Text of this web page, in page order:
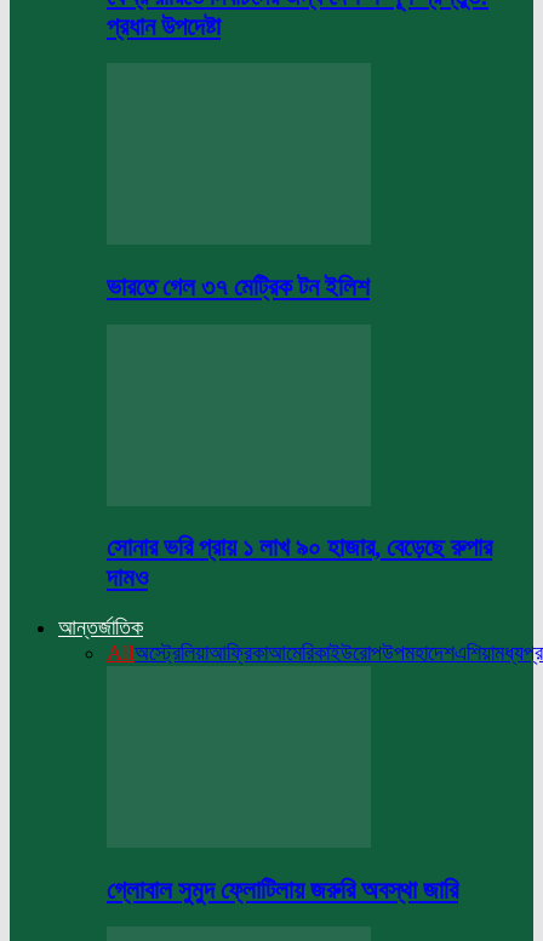
প্রধান উপদেষ্টা
ভারতে গেল ৩৭ মেট্রিক টন ইলিশ
সোনার ভরি প্রায় ১ লাখ ৯০ হাজার, বেড়েছে রুপার
দামও
আন্তর্জাতিক
Allঅস্ট্রেলিয়াআফ্রিকাআমেরিকাইউরোপউপমহাদেশএশিয়া
গ্লোবাল সুমুদ ফ্লোটিলায় জরুরি অবস্থা জারি